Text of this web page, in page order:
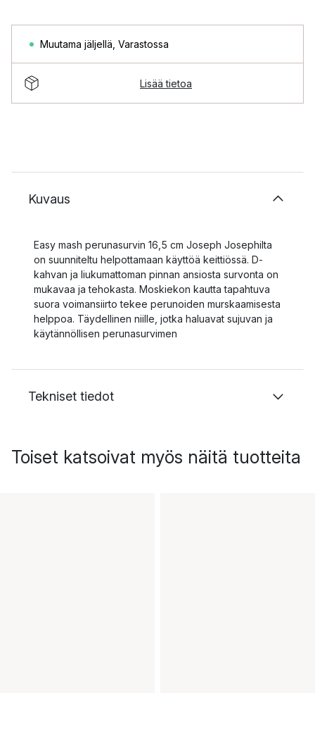
Muutama jäljellä Varastossa
Lisää tietoa
Kuvaus
Easy mash perunasurvin 16,5 cm Joseph Josephilta
on suunniteltu helpottamaan käyttöä keittiössä. D-
kahvan ja liukumattoman pinnan ansiosta survonta on
mukavaa ja tehokasta. Moskiekon kautta tapahtuva
suora voimansiirto tekee perunoiden murskaamisesta
helppoa. Täydellinen niille, jotka haluavat sujuvan ja
käytännöllisen perunasurvimen
Tekniset tiedot
Toiset katsoivat myös näitä tuotteita